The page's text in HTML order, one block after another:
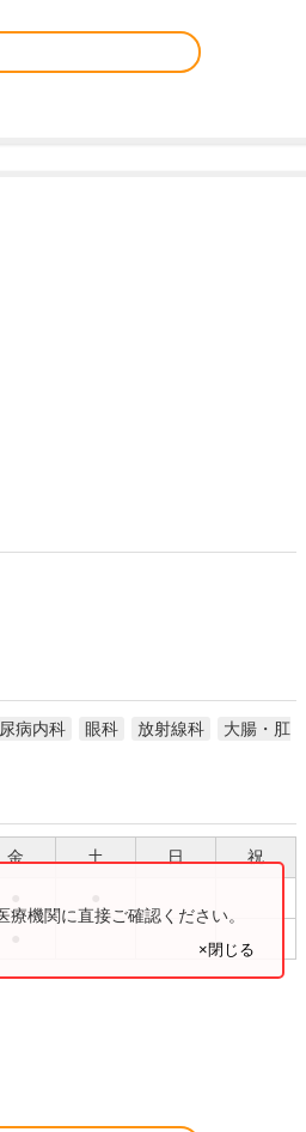
病内科 眼科 放射線科
大腸・肛
金 土 日 祝
機関に直接ご確認ください。
×閉じる